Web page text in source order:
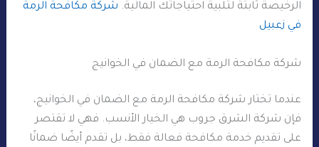
الرخيصة ثابتة لتلبية احتياجاتك المالية. شركة مكافحة الرمة
في زعبيل
شركة مكافحة الرمة مع الضمان في الخوانيج
عندما تختار شركة مكافحة الرمة مع الضمان في الخوانيج،
فإن شركة الشرق جروب هي الخيار الأنسب. فهي لا تقتصر
على تقديم خدمة مكافحة فعالة فقط، بل تقدم أيضًا ضمانًا